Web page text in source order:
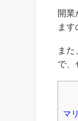
開業
ます
また
で、
マ